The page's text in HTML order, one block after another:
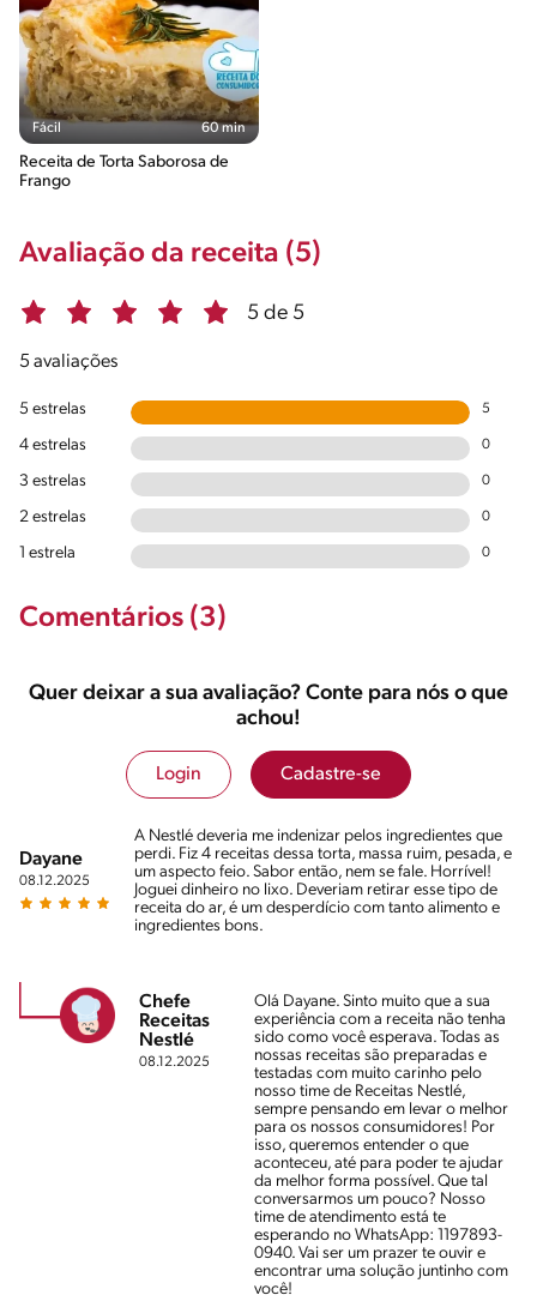
Fácil 60 min
Receita de Torta Saborosa de
Frango
Avaliação da receita (5)
5 de 5
5 avaliações
5 estrelas 5
4 estrelas 0
3 estrelas 0
2 estrelas 0
1 estrela 0
Comentários (3)
Quer deixar a sua avaliação? Conte para nós o que
achou!
Login Cadastre-se
Dayane
08.12.2025
A Nestlé deveria me indenizar pelos ingredientes que
perdi. Fiz 4 receitas dessa torta, massa ruim, pesada, e
um aspecto feio. Sabor então, nem se fale. Horrível!
Joguei dinheiro no lixo. Deveriam retirar esse tipo de
receita do ar, é um desperdício com tanto alimento e
ingredientes bons.
Chefe
Receitas
Nestlé
08.12.2025
Olá Dayane. Sinto muito que a sua
experiência com a receita não tenha
sido como você esperava. Todas as
nossas receitas são preparadas e
testadas com muito carinho pelo
nosso time de Receitas Nestlé,
sempre pensando em levar o melhor
para os nossos consumidores! Por
isso, queremos entender o que
aconteceu, até para poder te ajudar
da melhor forma possível. Que tal
conversarmos um pouco? Nosso
time de atendimento está te
esperando no WhatsApp: 1197893-
0940. Vai ser um prazer te ouvir e
encontrar uma solução juntinho com
você!